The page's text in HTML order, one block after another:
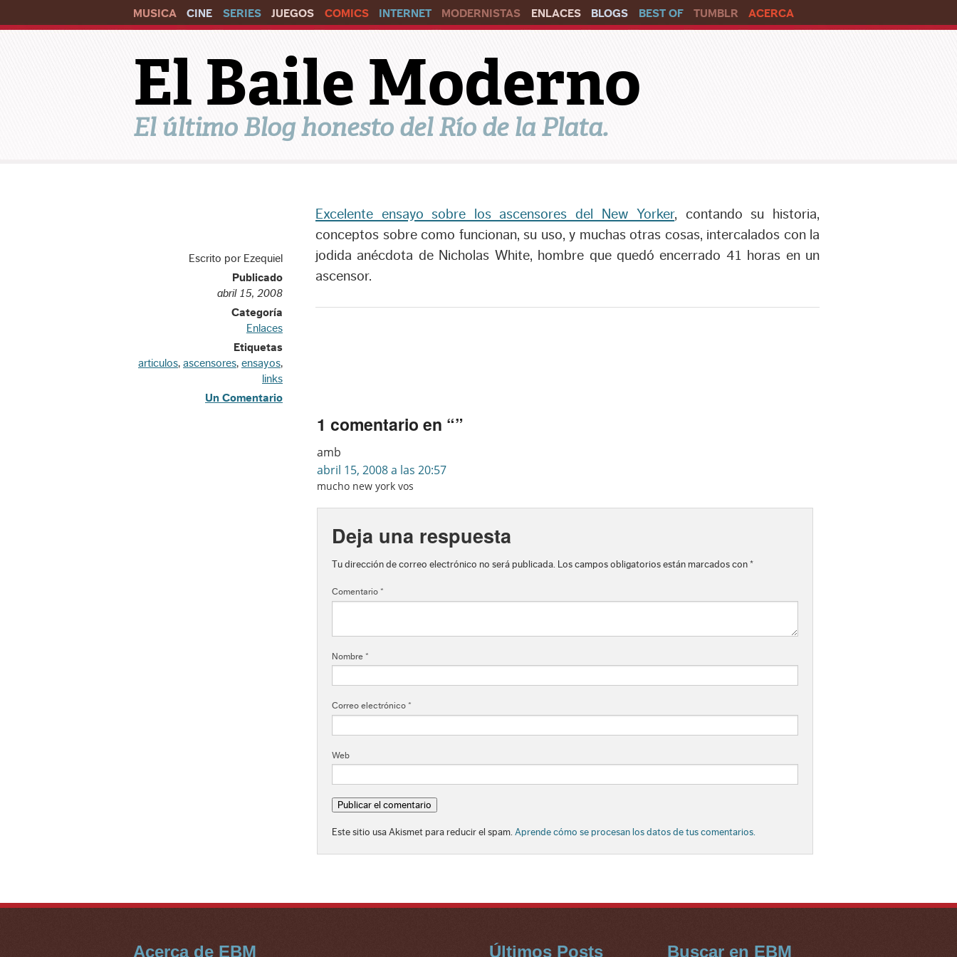
MUSICA CINE SERIES JUEGOS COMICS INTERNET MODERNISTAS ENLACES BLOGS BEST OF TUMBLR ACERCA
El Baile Moderno
El último Blog honesto del Río de la Plata.
Escrito por Ezequiel
Publicado
abril 15, 2008
Categoría
Enlaces
Etiquetas
articulos, ascensores, ensayos,
links
Un Comentario
Excelente ensayo sobre los ascensores del New Yorker, contando su historia,
conceptos sobre como funcionan, su uso, y muchas otras cosas, intercalados con la
jodida anécdota de Nicholas White, hombre que quedó encerrado 41 horas en un
ascensor.
1 comentario en “”
amb
abril 15, 2008 a las 20:57
mucho new york vos
Deja una respuesta
Tu dirección de correo electrónico no será publicada. Los campos obligatorios están marcados con *
Comentario *
Nombre *
Correo electrónico *
Web
Este sitio usa Akismet para reducir el spam. Aprende cómo se procesan los datos de tus comentarios.
Acerca de EBM Últimos Posts Buscar en EBM